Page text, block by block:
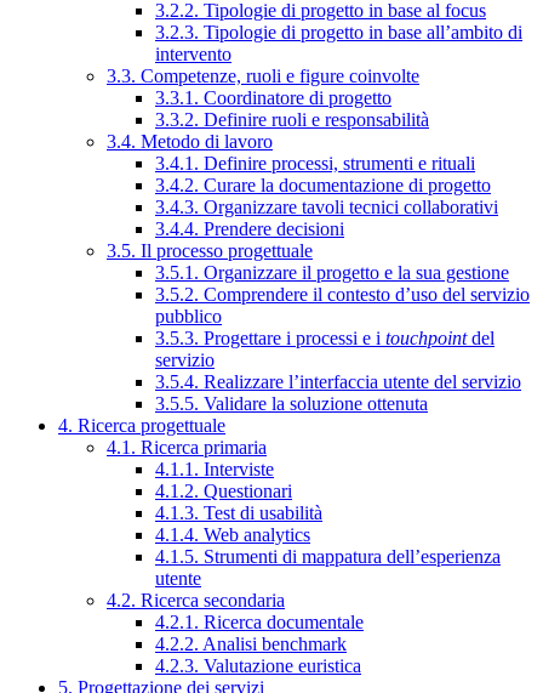
3.2.2. Tipologie di progetto in base al focus
3.2.3. Tipologie di progetto in base all’ambito di
intervento
3.3. Competenze, ruoli e figure coinvolte
3.3.1. Coordinatore di progetto
3.3.2. Definire ruoli e responsabilità
3.4. Metodo di lavoro
3.4.1. Definire processi, strumenti e rituali
3.4.2. Curare la documentazione di progetto
3.4.3. Organizzare tavoli tecnici collaborativi
3.4.4. Prendere decisioni
3.5. Il processo progettuale
3.5.1. Organizzare il progetto e la sua gestione
3.5.2. Comprendere il contesto d’uso del servizio
pubblico
3.5.3. Progettare i processi e i touchpointdel
servizio
3.5.4. Realizzare l’interfaccia utente del servizio
3.5.5. Validare la soluzione ottenuta
4. Ricerca progettuale
4.1. Ricerca primaria
4.1.1. Interviste
4.1.2. Questionari
4.1.3. Test di usabilità
4.1.4. Web analytics
4.1.5. Strumenti di mappatura dell’esperienza
utente
4.2. Ricerca secondaria
4.2.1. Ricerca documentale
4.2.2. Analisi benchmark
4.2.3. Valutazione euristica
5. Progettazione dei servizi